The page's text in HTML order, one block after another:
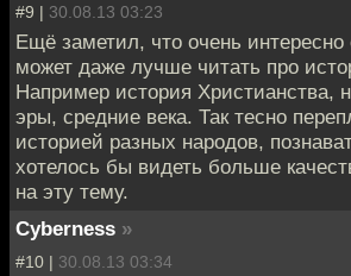
#9 | 30.08.13 03:23
Ещё заметил, что очень интересно
может даже лучше читать про
Например история Христианства,
эры, средние века. Так тесно
историей разных народов,
хотелось бы видеть больше
на эту тему.
Cyberness »
#10 | 30.08.13 03:34